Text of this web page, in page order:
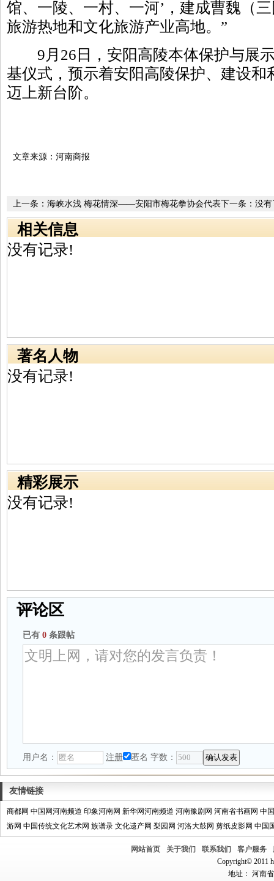
馆、一陵、一村、一河’，建成曹魏（
旅游热地和文化旅游产业高地。”
9月26日，安阳高陵本体保护与展示
基仪式，预示着安阳高陵保护、建设和
迈上新台阶。
文章来源：河南商报
下一条：没有
上一条： 海峡水浅 梅花情深——安阳市梅花拳协会代表
团访台归来
相关信息
没有记录!
著名人物
没有记录!
精彩展示
没有记录!
评论区
已有 0 条跟帖
用户名： 注册 匿名 字数：
友情链接
商都网 中国网河南频道 印象河南网 新华网河南频道 河南豫剧网 河南省书画网 中
游网 中国传统文化艺术网 族谱录 文化遗产网 梨园网 河洛大鼓网 剪纸皮影网 中国
网站首页 关于我们 联系我们 客户服务
Copyright© 2011
地址： 河南